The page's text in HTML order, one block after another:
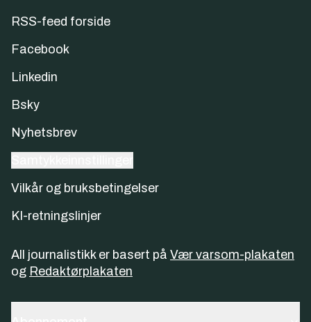
RSS-feed forside
Facebook
Linkedin
Bsky
Nyhetsbrev
Vilkår og bruksbetingelser
KI-retningslinjer
All journalistikk er basert på Vær varsom-plakaten
og Redaktørplakaten